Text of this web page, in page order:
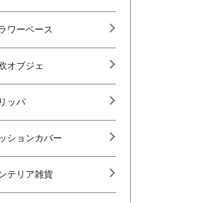
ワーベース
オブジェ
ッパ
ションカバー
テリア雑貨